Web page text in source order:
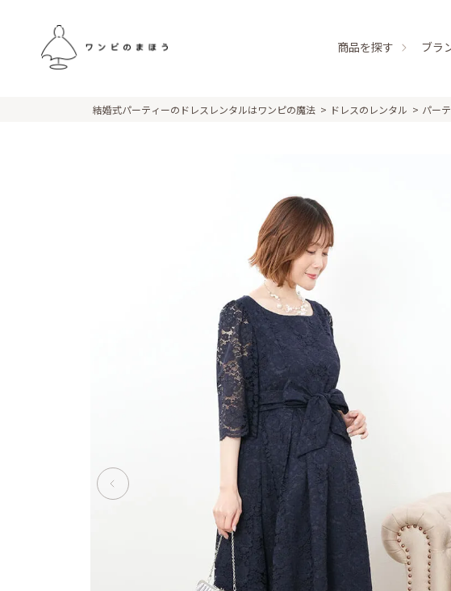
商品を探す ブラ
結婚式パーティーのドレスレンタルはワンピの魔法 ドレスのレンタル パー